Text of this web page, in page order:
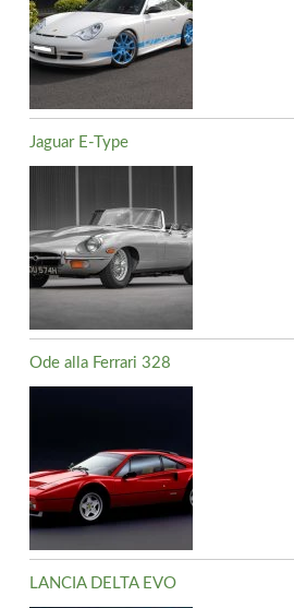
Jaguar E-Type
Ode alla Ferrari 328
LANCIA DELTA EVO